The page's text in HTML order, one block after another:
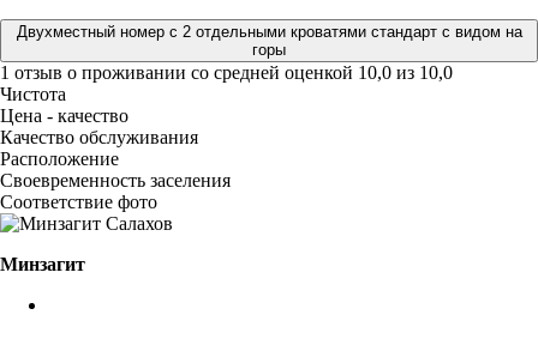
Двухместный номер с 2 отдельными кроватями стандарт с видом на
горы
1 отзыв о проживании со средней оценкой 10,0 из 10,0
Чистота
Цена - качество
Качество обслуживания
Расположение
Своевременность заселения
Соответствие фото
Минзагит